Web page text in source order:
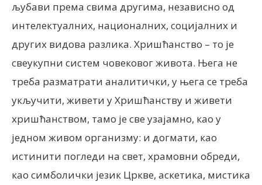
љубави према свима другима, независно од
интелектуалних, националних, социјалних и
других видова разлика. Хришћанство – то је
свеукупни систем човековог живота. Њега не
треба разматрати аналитички, у њега се треба
укључити, живети у Хришћанству и живети
хришћанством, тамо је све узајамно, као у
једном живом организму: и догмати, као
истинити погледи на свет, храмовни обреди,
као симболички језик Цркве, аскетика, мистика